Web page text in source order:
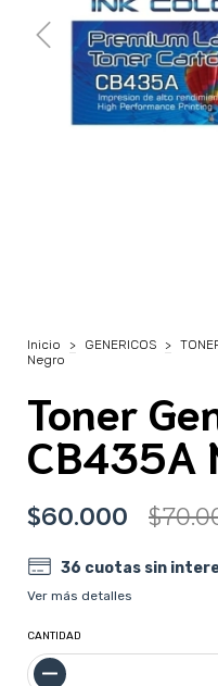
Inicio > GENERICOS >
Negro
Toner
CB435A
$60.000
36 cuotas sin
Ver más detalles
CANTIDAD